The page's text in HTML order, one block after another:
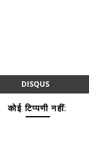
DISQUS
कोई टिप्पणी नहीं: